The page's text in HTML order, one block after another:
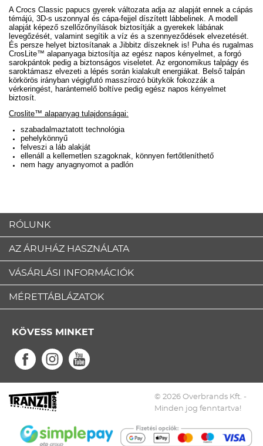
A Crocs Classic papucs gyerek változata adja az alapját ennek a cápás
témájú, 3D-s uszonnyal és cápa-fejjel díszített lábbelinek. A modell
alapját képező szellőzőnyílások biztosítják a gyerekek lábának
levegőzését, valamint segítik a víz és a szennyeződések elvezetését.
És persze helyet biztosítanak a Jibbitz díszeknek is! Puha és rugalmas
CrosLite™ alapanyaga biztosítja az egész napos kényelmet, a forgó
sarokpántok pedig a biztonságos viseletet. Az ergonomikus talpágy és
saroktámasz elvezeti a lépés során kialakult energiákat. Belső talpán
körkörös irányban végigfutó masszírozó bütykök fokozzák a
vérkeringést, harántemelő boltíve pedig egész napos kényelmet
biztosít.
Croslite™ alapanyag tulajdonságai:
szabadalmaztatott technológia
pehelykönnyű
felveszi a láb alakját
ellenáll a kellemetlen szagoknak, könnyen fertőtleníthető
nem hagy anyagnyomot a padlón
RÓLUNK
AZ ÁRUHÁZ HASZNÁLATA
VÁSÁRLÁSI INFORMÁCIÓK
MÉRETTÁBLÁZATOK
KÖVESS MINKET
© 2026 Overbrands Kft. -
Minden jog fenntartva!